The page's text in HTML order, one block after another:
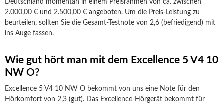
Deutschland momentan in einem Preisrahmen von ca. zwischen
2.000,00 € und 2.500,00 € angeboten. Um die Preis-Leistung zu
beurteilen, sollten Sie die Gesamt-Testnote von 2,6 (befriedigend) mit
ins Auge fassen.
Wie gut hört man mit dem Excellence 5 V4 10
NW O?
Excellence 5 V4 10 NW O bekommt von uns eine Note für den
Hörkomfort von 2,3 (gut). Das Excellence-Hörgerät bekommt für